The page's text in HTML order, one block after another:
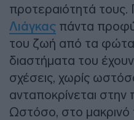
προτεραιότητά τους.
Λιάγκας πάντα
του ζωή από τα φώτα
διαστήματα του
σχέσεις, χωρίς
ανταποκρίνεται στην
Ωστόσο, στο μακρινό